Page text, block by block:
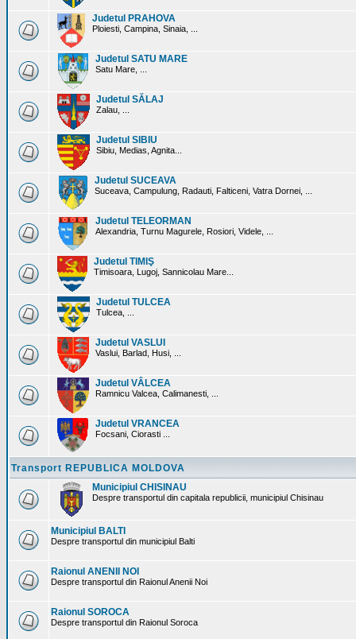
Judetul PRAHOVA
Ploiesti, Campina, Sinaia, ...
Judetul SATU MARE
Satu Mare, ...
Judetul SĂLAJ
Zalau, ...
Judetul SIBIU
Sibiu, Medias, Agnita...
Judetul SUCEAVA
Suceava, Campulung, Radauti, Falticeni, Vatra Dornei, ...
Judetul TELEORMAN
Alexandria, Turnu Magurele, Rosiori, Videle, ...
Judetul TIMIŞ
Timisoara, Lugoj, Sannicolau Mare...
Judetul TULCEA
Tulcea, ...
Judetul VASLUI
Vaslui, Barlad, Husi, ...
Judetul VÂLCEA
Ramnicu Valcea, Calimanesti, ...
Judetul VRANCEA
Focsani, Ciorasti ...
Transport REPUBLICA MOLDOVA
Municipiul CHISINAU
Despre transportul din capitala republicii, municipiul Chisinau
Municipiul BALTI
Despre transportul din municipiul Balti
Raionul ANENII NOI
Despre transportul din Raionul Anenii Noi
Raionul SOROCA
Despre transportul din Raionul Soroca